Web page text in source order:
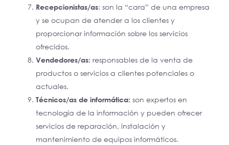
Recepcionistas/as: son la “cara” de una empresa
y se ocupan de atender a los clientes y
proporcionar información sobre los servicios
ofrecidos.
Vendedores/as: responsables de la venta de
productos o servicios a clientes potenciales o
actuales.
Técnicos/as de informática: son expertos en
tecnología de la información y pueden ofrecer
servicios de reparación, instalación y
mantenimiento de equipos informáticos.